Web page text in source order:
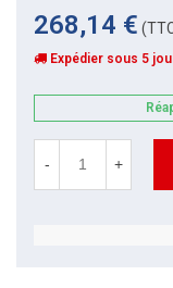
268,14 €
Expédier sous 5
- +